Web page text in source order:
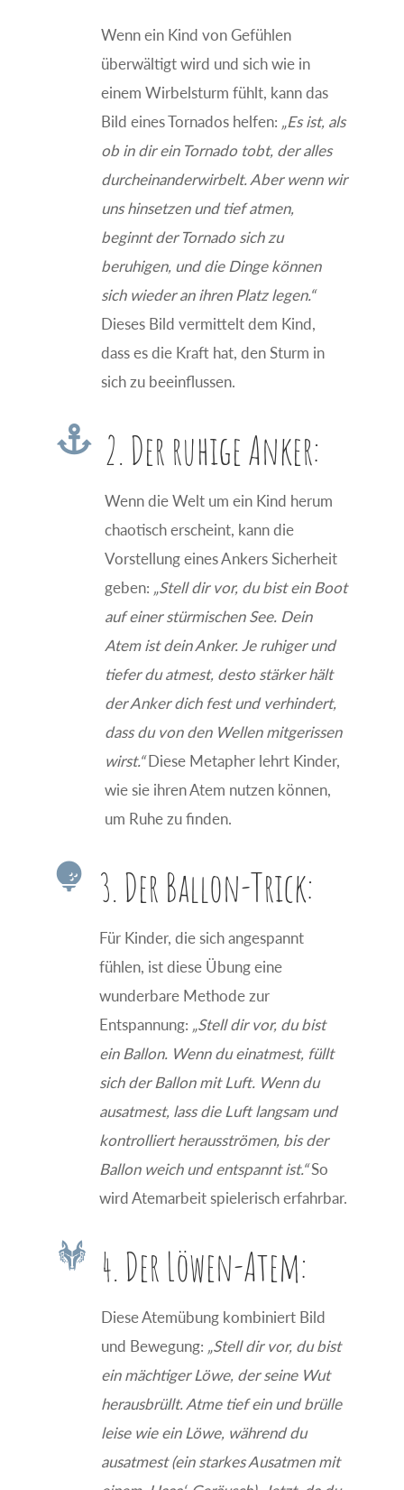
Wenn ein Kind von Gefühlen
überwältigt wird und sich wie in
einem Wirbelsturm fühlt, kann das
Bild eines Tornados helfen: „Es ist, als
ob in dir ein Tornado tobt, der alles
durcheinanderwirbelt. Aber wenn wir
uns hinsetzen und tief atmen,
beginnt der Tornado sich zu
beruhigen, und die Dinge können
sich wieder an ihren Platz legen.“
Dieses Bild vermittelt dem Kind,
dass es die Kraft hat, den Sturm in
sich zu beeinflussen.
 2. Der ruhige Anker:
Wenn die Welt um ein Kind herum
chaotisch erscheint, kann die
Vorstellung eines Ankers Sicherheit
geben: „Stell dir vor, du bist ein Boot
auf einer stürmischen See. Dein
Atem ist dein Anker. Je ruhiger und
tiefer du atmest, desto stärker hält
der Anker dich fest und verhindert,
dass du von den Wellen mitgerissen
wirst.“Diese Metapher lehrt Kinder,
wie sie ihren Atem nutzen können,
um Ruhe zu finden.
 3. Der Ballon-Trick:
Für Kinder, die sich angespannt
fühlen, ist diese Übung eine
wunderbare Methode zur
Entspannung: „Stell dir vor, du bist
ein Ballon. Wenn du einatmest, füllt
sich der Ballon mit Luft. Wenn du
ausatmest, lass die Luft langsam und
kontrolliert herausströmen, bis der
Ballon weich und entspannt ist.“So
wird Atemarbeit spielerisch erfahrbar.
 4. Der Löwen-Atem:
Diese Atemübung kombiniert Bild
und Bewegung: „Stell dir vor, du bist
ein mächtiger Löwe, der seine Wut
herausbrüllt. Atme tief ein und brülle
leise wie ein Löwe, während du
ausatmest (ein starkes Ausatmen mit